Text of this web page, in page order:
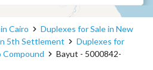
Cairo
Duplexes for Sale in New
5th Settlement
Duplexes for
Compound
Bayut - 5000842-